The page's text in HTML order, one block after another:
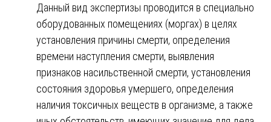
Данный вид экспертизы проводится в специально
оборудованных помещениях (моргах) в целях
установления причины смерти, определения
времени наступления смерти, выявления
признаков насильственной смерти, установления
состояния здоровья умершего, определения
наличия токсичных веществ в организме, а также